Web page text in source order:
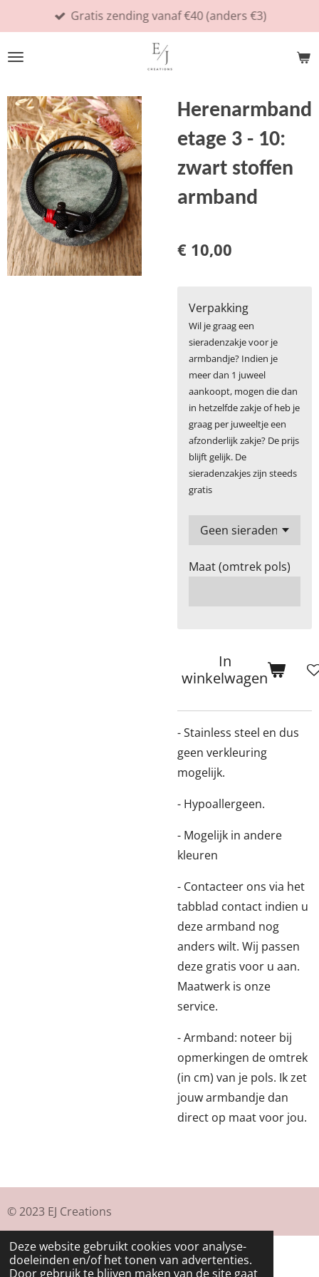
Deze website gebruikt cookies voor analyse-
doeleinden en/of het tonen van advertenties.
Door gebruik te blijven maken van de site gaat
direct
naar
hoofdinhoud
Gratis zending vanaf €40 (anders €3)
Herenarmband
etage 3 - 10:
zwart stoffen
armband
€ 10,00
Verpakking
Wil je graag een
sieradenzakje voor je
armbandje? Indien je
meer dan 1 juweel
aankoopt, mogen die dan
in hetzelfde zakje of heb je
graag per juweeltje een
afzonderlijk zakje? De prijs
blijft gelijk. De
sieradenzakjes zijn steeds
gratis
Maat (omtrek pols)
In
winkelwagen
- Stainless steel en dus
geen verkleuring
mogelijk.
- Hypoallergeen.
- Mogelijk in andere
kleuren
- Contacteer ons via het
tabblad contact indien u
deze armband nog
anders wilt. Wij passen
deze gratis voor u aan.
Maatwerk is onze
service.
- Armband: noteer bij
opmerkingen de omtrek
(in cm) van je pols. Ik zet
jouw armbandje dan
direct op maat voor jou.
© 2023 EJ Creations